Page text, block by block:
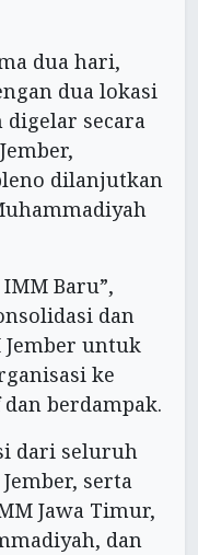
dua hari,
dua lokasi
digelar secara
dilanjutkan
Baru”,
dan
untuk
ke
berdampak.
dari seluruh
serta
Jawa Timur,
dan